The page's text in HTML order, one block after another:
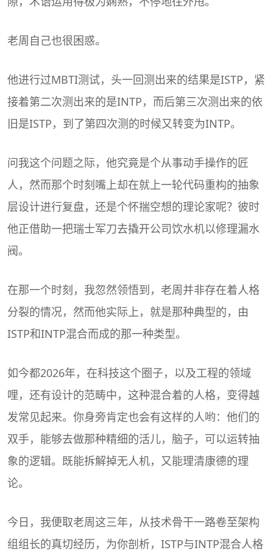
老周自己也很困惑。
他进行过MBTI测试，头一回测出来的结果是ISTP，紧
接着第二次测出来的是INTP，而后第三次测出来的依
旧是ISTP，到了第四次测的时候又转变为INTP。
问我这个问题之际，他究竟是个从事动手操作的匠
人，然而那个时刻嘴上却在就上一轮代码重构的抽象
层设计进行复盘，还是个怀揣空想的理论家呢？彼时
他正借助一把瑞士军刀去撬开公司饮水机以修理漏水
阀。
在那一个时刻，我忽然领悟到，老周并非存在着人格
分裂的情况，然而他实际上，就是那种典型的，由
ISTP和INTP混合而成的那一种类型。
如今都2026年，在科技这个圈子，以及工程的领域
哩，还有设计的范畴中，这种混合着的人格，变得越
发常见起来。你身旁肯定也会有这样的人哟：他们的
双手，能够去做那种精细的活儿，脑子，可以运转抽
象的逻辑。既能拆解掉无人机，又能理清康德的理
论。
今日，我便取老周这三年，从技术骨干一路卷至架构
组组长的真切经历，为你剖析，ISTP与INTP混合人格